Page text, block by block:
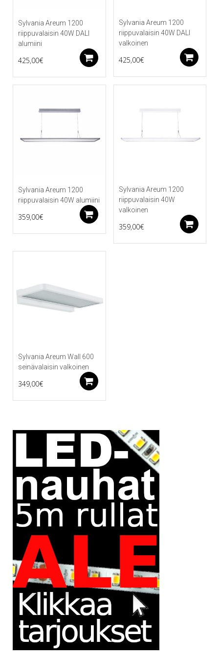
Sylvania Areum 1200
riippuvalaisin 40W DALI
alumiini
425,00€ Lisää ostoskoriin
Sylvania Areum 1200
riippuvalaisin 40W DALI
valkoinen
425,00€
Sylvania Areum 1200
riippuvalaisin 40W alumiini
359,00€ Lisää ostoskoriin
Sylvania Areum 1200
riippuvalaisin 40W
valkoinen
359,00€
Sylvania Areum Wall 600
seinävalaisin valkoinen
349,00€